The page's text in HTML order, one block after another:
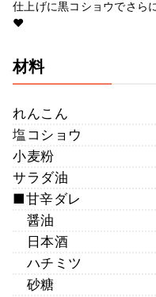
仕上げに黒コショウでさ
♥
材料
れんこん
塩コショウ
小麦粉
サラダ油
■甘辛ダレ
醤油
日本酒
ハチミツ
砂糖